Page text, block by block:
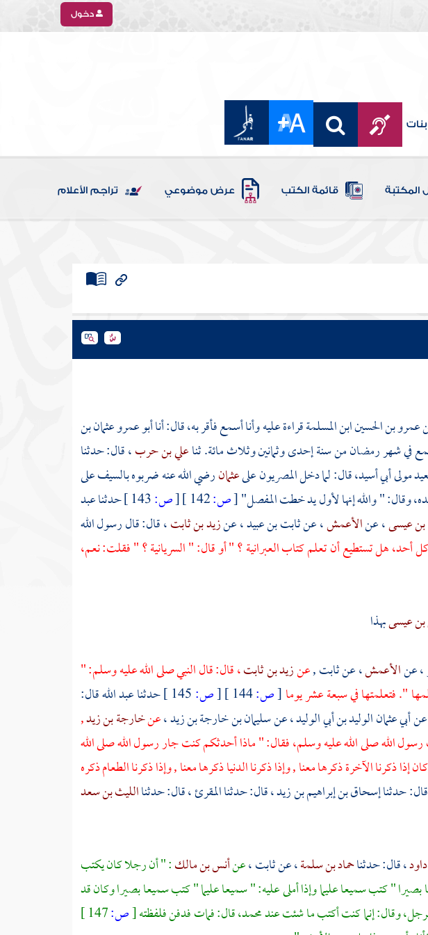
دخول
المكتبة قائمة الكتب عرض موضوعي تراجم الأعلام
عمرو بن الحسين ابن المسلمةقراءة عليه وأنا أسمع فأقر به، قال: أناأبو عمرو عثمان بن
في شهر رمضان من سنة إحدى وثمانين وثلاث مائة. ثناعلي بن حرب، قال: حدثنا
مولى أبي أسيد،قال: لما دخل المصريون علىعثمانرضي الله عنه ضربوه بالسيف على
وقال: " والله إنها لأول يد خطت المفصل"[ص: [ص: حدثناعبد
بن عيسى، عنالأعمش، عنثابت بن عبيد، عنزيد بن ثابت، قال: قال رسول الله
أحد، هل تستطيع أن تعلم كتاب العبرانية ؟ " أو قال: " السريانية ؟ " فقلت: نعم،
بن عيسىبهذا
، عنالأعمش، عنثابت,عنزيد بن ثابت، قال: قال النبي صلى الله عليه وسلم: "
". فتعلمتها في سبعة عشر يوما[ص: [ص: حدثناعبد اللهقال:
أبي عثمان الوليد بن أبي الوليد، عنسليمان بن خارجة بن زيد،عنخارجة بن زيد,
الله صلى الله عليه وسلم، فقال: " ماذا أحدثكم كنت جار رسول الله صلى الله
ذكرنا الآخرة ذكرها معنا , وإذا ذكرنا الدنيا ذكرها معنا , وإذا ذكرنا الطعام ذكره
قال: حدثناإسحاق بن إبراهيم بن زيد، قال: حدثناالمقرئ، قال: حدثناالليث بن سعد
، قال: حدثناحماد بن سلمة، عنثابت،عنأنس بن مالك: " أن رجلا كان يكتب
" كتب سميعا عليما وإذا أملى عليه: " سميعا عليما " كتب سميعا بصيرا وكان قد
وقال: إنما كنت أكتب ما شئت عندمحمد،قال: فمات فدفن فلفظته[ص: